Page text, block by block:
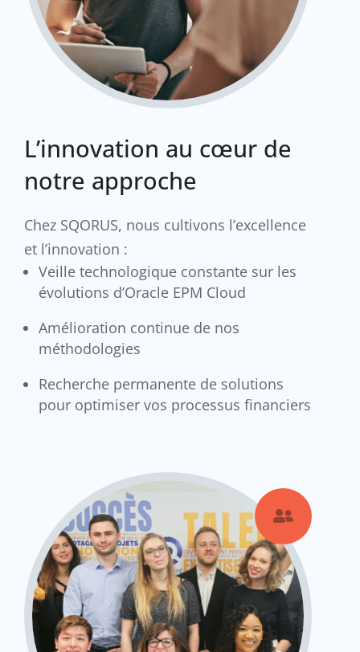
L’innovation au cœur de
notre approche
Chez SQORUS, nous cultivons l’excellence
et l’innovation :
Veille technologique constante sur les
évolutions d’Oracle EPM Cloud
Amélioration continue de nos
méthodologies
Recherche permanente de solutions
pour optimiser vos processus financiers
